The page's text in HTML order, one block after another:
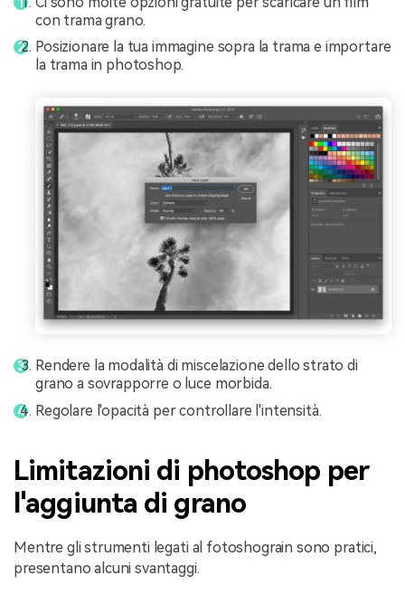
con trama grano.
Posizionare la tua immagine sopra la trama e importare
la trama in photoshop.
Rendere la modalità di miscelazione dello strato di
grano a sovrapporre o luce morbida.
Regolare l'opacità per controllare l'intensità.
Limitazioni di photoshop per
l'aggiunta di grano
Mentre gli strumenti legati al fotoshograin sono pratici,
presentano alcuni svantaggi.